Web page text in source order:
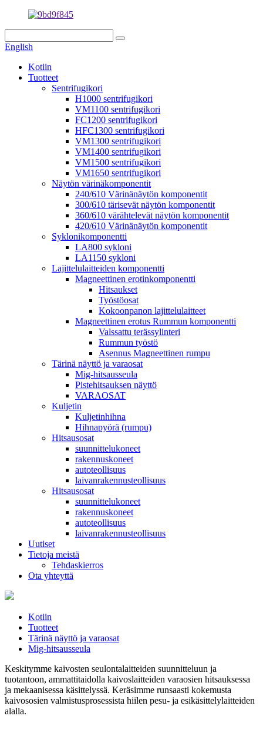
English
Kotiin
Tuotteet
Sentrifugikori
H1000 sentrifugikori
VM1100 sentrifugikori
FC1200 sentrifugikori
HFC1300 sentrifugikori
VM1300 sentrifugikori
VM1400 sentrifugikori
VM1500 sentrifugikori
VM1650 sentrifugikori
Näytön värinäkomponentit
240/610 Värinänäytön komponentit
300/610 tärisevät näytön komponentit
360/610 värähtelevät näytön komponentit
420/610 Värinänäytön komponentit
Syklonikomponentti
LA800 sykloni
LA1150 sykloni
Lajittelulaitteiden komponentti
Magneettinen erotinkomponentti
Hitsaukset
Työstöosat
Kokoonpanon lajittelulaitteet
Magneettinen erotus Rummun komponentti
Valssattu terässylinteri
Rummun työstö
Asennus Magneettinen rumpu
Tärinä näyttö ja varaosat
Mig-hitsausseula
Pistehitsauksen näyttö
VARAOSAT
Kuljetin
Kuljetinhihna
Hihnapyörä (rumpu)
Hitsausosat
suunnittelukoneet
rakennuskoneet
autoteollisuus
laivanrakennusteollisuus
Hitsausosat
suunnittelukoneet
rakennuskoneet
autoteollisuus
laivanrakennusteollisuus
Uutiset
Tietoja meistä
Tehdaskierros
Ota yhteyttä
Kotiin
Tuotteet
Tärinä näyttö ja varaosat
Mig-hitsausseula
Keskitymme kaivosten seulontalaitteiden suunnitteluun ja
tuotantoon, ammattitaidolla kaivoslaitteiden varaosien hitsauksessa
ja mekaanisessa käsittelyssä. Keräsimme runsaasti kokemusta
kaivososien valmistusprosessista hiilen pesu- ja esikäsittelylaitteiden
alalla.